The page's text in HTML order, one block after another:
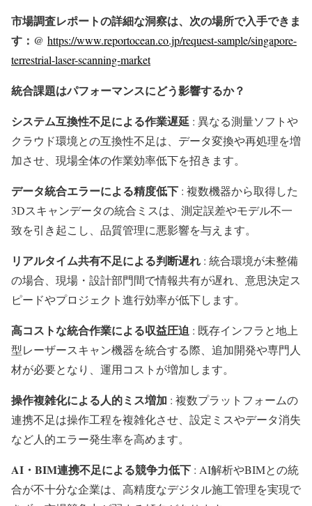
市場調査レポートの詳細な洞察は、次の場所で入手できま
す：@ https://www.reportocean.co.jp/request-sample/singapore-
terrestrial-laser-scanning-market
統合課題はパフォーマンスにどう影響するか？
システム互換性不足による作業遅延 : 異なる測量ソフトや
クラウド環境との互換性不足は、データ変換や再処理を増
加させ、現場全体の作業効率低下を招きます。
データ統合エラーによる精度低下 : 複数機器から取得した
3Dスキャンデータの統合ミスは、測定誤差やモデル不一
致を引き起こし、品質管理に悪影響を与えます。
リアルタイム共有不足による判断遅れ : 統合環境が未整備
の場合、現場・設計部門間で情報共有が遅れ、意思決定ス
ピードやプロジェクト進行効率が低下します。
高コストな統合作業による収益圧迫 : 既存インフラと地上
型レーザースキャン機器を統合する際、追加開発や専門人
材が必要となり、運用コストが増加します。
操作複雑化による人的ミス増加 : 複数プラットフォームの
連携不足は操作工程を複雑化させ、設定ミスやデータ消失
など人的エラー発生率を高めます。
AI・BIM連携不足による競争力低下 : AI解析やBIMとの統
合が不十分な企業は、高精度なデジタル施工管理を実現で